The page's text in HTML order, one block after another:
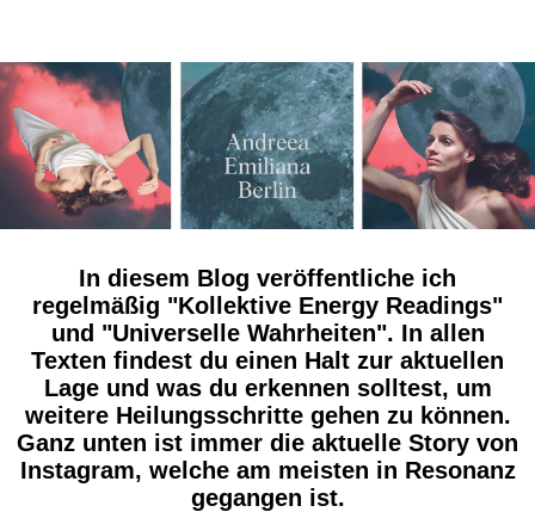
In diesem Blog veröffentliche ich
regelmäßig "Kollektive Energy Readings"
und "Universelle Wahrheiten". In allen
Texten findest du einen Halt zur aktuellen
Lage und was du erkennen solltest, um
weitere Heilungsschritte gehen zu können.
Ganz unten ist immer die aktuelle Story von
Instagram, welche am meisten in Resonanz
gegangen ist.